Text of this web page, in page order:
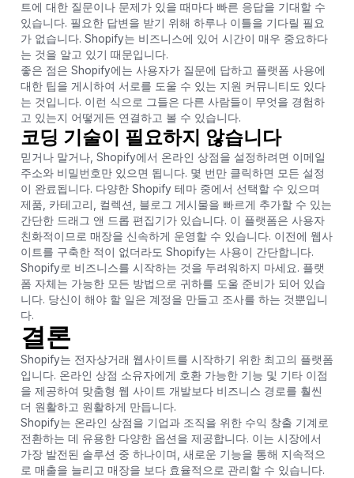
트에 대한 질문이나 문제가 있을 때마다 빠른 응답을 기대할 수
있습니다. 필요한 답변을 받기 위해 하루나 이틀을 기다릴 필요
가 없습니다. Shopify는 비즈니스에 있어 시간이 매우 중요하다
는 것을 알고 있기 때문입니다.
좋은 점은 Shopify에는 사용자가 질문에 답하고 플랫폼 사용에
대한 팁을 게시하여 서로를 도울 수 있는 지원 커뮤니티도 있다
는 것입니다. 이런 식으로 그들은 다른 사람들이 무엇을 경험하
고 있는지 어떻게든 연결하고 볼 수 있습니다.
코딩 기술이 필요하지 않습니다
믿거나 말거나, Shopify에서 온라인 상점을 설정하려면 이메일
주소와 비밀번호만 있으면 됩니다. 몇 번만 클릭하면 모든 설정
이 완료됩니다. 다양한 Shopify 테마 중에서 선택할 수 있으며
제품, 카테고리, 컬렉션, 블로그 게시물을 빠르게 추가할 수 있는
간단한 드래그 앤 드롭 편집기가 있습니다. 이 플랫폼은 사용자
친화적이므로 매장을 신속하게 운영할 수 있습니다. 이전에 웹사
이트를 구축한 적이 없더라도 Shopify는 사용이 간단합니다.
Shopify로 비즈니스를 시작하는 것을 두려워하지 마세요. 플랫
폼 자체는 가능한 모든 방법으로 귀하를 도울 준비가 되어 있습
니다. 당신이 해야 할 일은 계정을 만들고 조사를 하는 것뿐입니
다.
결론
Shopify는 전자상거래 웹사이트를 시작하기 위한 최고의 플랫폼
입니다. 온라인 상점 소유자에게 호환 가능한 기능 및 기타 이점
을 제공하여 맞춤형 웹 사이트 개발보다 비즈니스 경로를 훨씬
더 원활하고 원활하게 만듭니다.
Shopify는 온라인 상점을 기업과 조직을 위한 수익 창출 기계로
전환하는 데 유용한 다양한 옵션을 제공합니다. 이는 시장에서
가장 발전된 솔루션 중 하나이며, 새로운 기능을 통해 지속적으
로 매출을 늘리고 매장을 보다 효율적으로 관리할 수 있습니다.